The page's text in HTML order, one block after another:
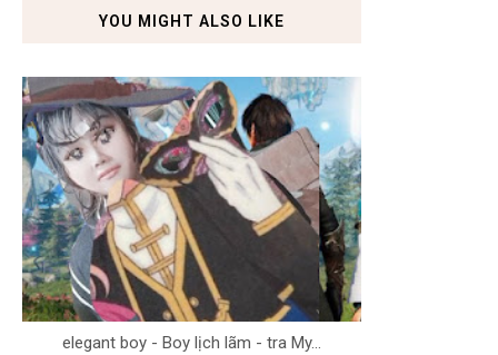
YOU MIGHT ALSO LIKE
elegant boy - Boy lịch lãm - tra My...